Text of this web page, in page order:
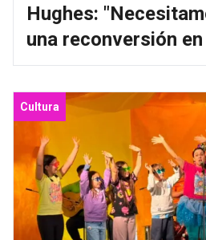
Hughes:
una reconversión
Cultura